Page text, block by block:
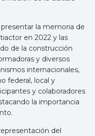
la memoria de
en 2022 y las
de la construcción
y diversos
internacionales,
federal, local y
y colaboradores
la importancia
del